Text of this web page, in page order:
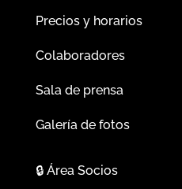
Precios y horarios
Colaboradores
Sala de prensa
Galería de fotos
🔒Área Socios